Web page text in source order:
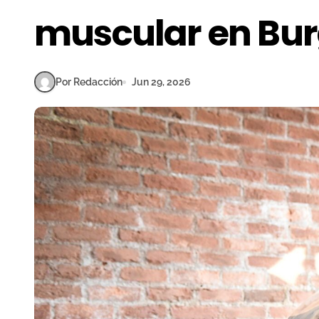
muscular en
Por Redacción Jun 29, 2026